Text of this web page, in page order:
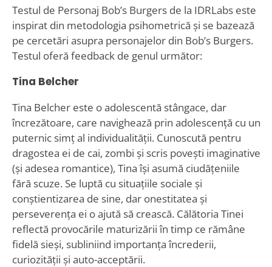
Testul de Personaj Bob’s Burgers de la IDRLabs este
inspirat din metodologia psihometrică și se bazează
pe cercetări asupra personajelor din Bob’s Burgers.
Testul oferă feedback de genul următor:
Tina Belcher
Tina Belcher este o adolescentă stângace, dar
încrezătoare, care navighează prin adolescență cu un
puternic simț al individualității. Cunoscută pentru
dragostea ei de cai, zombi și scris povești imaginative
(și adesea romantice), Tina își asumă ciudățeniile
fără scuze. Se luptă cu situațiile sociale și
conștientizarea de sine, dar onestitatea și
perseverența ei o ajută să crească. Călătoria Tinei
reflectă provocările maturizării în timp ce rămâne
fidelă sieși, subliniind importanța încrederii,
curiozității și auto-acceptării.